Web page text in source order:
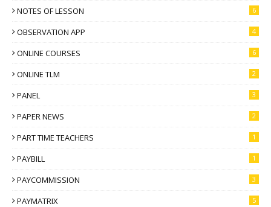
NOTES OF LESSON 6
OBSERVATION APP 4
ONLINE COURSES 6
ONLINE TLM 2
PANEL 3
PAPER NEWS 2
PART TIME TEACHERS 1
PAYBILL 1
PAYCOMMISSION 3
PAYMATRIX 5